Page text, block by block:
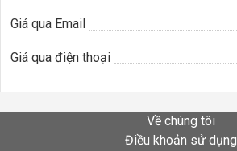
Giá qua Email
Giá qua điện thoại
Về chúng tôi
Điều khoản sử dụng